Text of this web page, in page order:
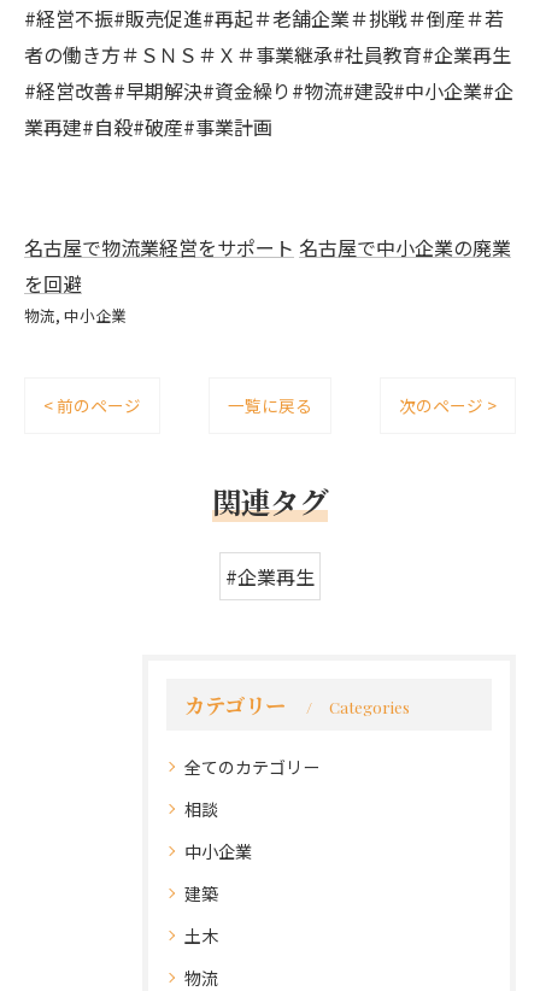
#経営不振#販売促進#再起＃老舗企業＃挑戦＃倒産＃若
者の働き方＃ＳＮＳ＃Ｘ＃事業継承#社員教育#企業再生
#経営改善#早期解決#資金繰り#物流#建設#中小企業#企
業再建#自殺#破産#事業計画
名古屋で物流業経営をサポート 名古屋で中小企業の廃業
を回避
物流 中小企業
< 前のページ 一覧に戻る 次のページ >
関連タグ
#企業再生
カテゴリー Categories
全てのカテゴリー
相談
中小企業
建築
土木
物流